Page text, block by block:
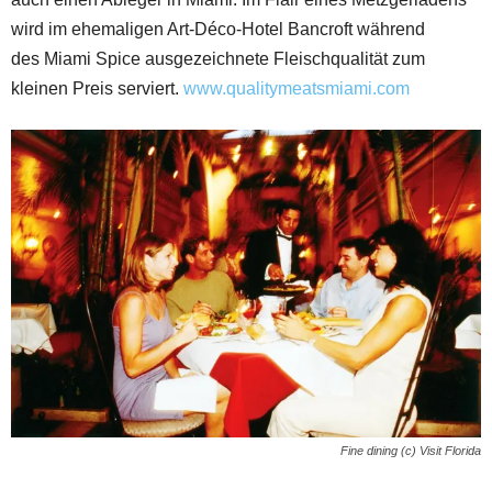
wird im ehemaligen Art-Déco-Hotel Bancroft während
des Miami Spice ausgezeichnete Fleischqualität zum
kleinen Preis serviert. www.qualitymeatsmiami.com
Fine dining (c) Visit Florida